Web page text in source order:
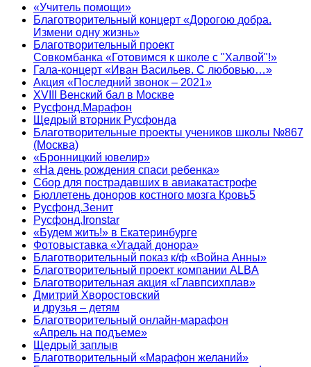
«Учитель помощи»
Благотворительный концерт «Дорогою добра.
Измени одну жизнь»
Благотворительный проект
Совкомбанка «Готовимся к школе с "Халвой"!»
Гала-концерт «Иван Васильев. С любовью…»
Акция «Последний звонок – 2021»
XVIII Венский бал в Москве
Русфонд.Марафон
Щедрый вторник Русфонда
Благотворительные проекты учеников школы №867
(Москва)
«Бронницкий ювелир»
«На день рождения спаси ребенка»
Сбор для пострадавших в авиакатастрофе
Бюллетень доноров костного мозга Кровь5
Русфонд.Зенит
Русфонд.Ironstar
«Будем жить!» в Екатеринбурге
Фотовыставка «Угадай донора»
Благотворительный показ к/ф «Война Анны»
Благотворительный проект компании ALBA
Благотворительная акция «Главпсихплав»
Дмитрий Хворостовский
и друзья – детям
Благотворительный онлайн‑марафон
«Апрель на подъеме»
Щедрый заплыв
Благотворительный «Марафон желаний»